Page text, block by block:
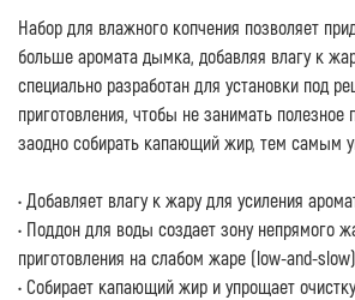
Набор для влажного копчения позволяет
больше аромата дымка, добавляя влагу к
специально разработан для установки под
приготовления, чтобы не занимать полезное
заодно собирать капающий жир, тем самым
• Добавляет влагу к жару для усиления
• Поддон для воды создает зону непрямого
приготовления на слабом жаре (low-and-
• Собирает капающий жир и упрощает